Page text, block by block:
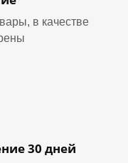
в качестве
30 дней